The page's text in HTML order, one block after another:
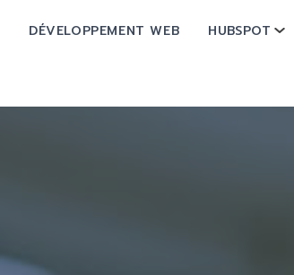
FOR OPÉRATIONS
DÉVELOPPEMENT WEB HUBSPOT
À PROPOS